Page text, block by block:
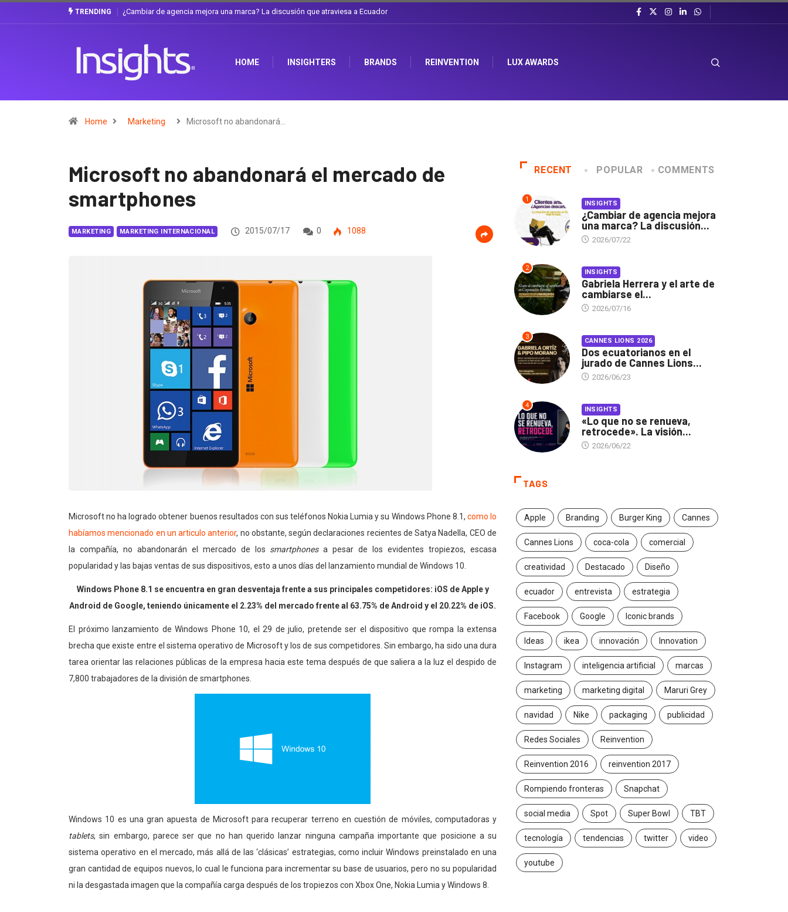
TRENDING
La discusión que atraviesa a EcuadorGabriela Herrera y el arte de cambiarse el sombrero en Corporación Favorita
HOME INSIGHTERS BRANDS REINVENTION LUX AWARDS
Home Marketing Microsoft no abandonará…
Microsoft no abandonará el mercado de
smartphones
MARKETING MARKETING INTERNACIONAL 2015/07/17 0 1088
Microsoft no ha logrado obtener buenos resultados con sus teléfonos Nokia Lumia y su Windows Phone 8.1, como lo
habíamos mencionado en un articulo anterior, no obstante, según declaraciones recientes de Satya Nadella, CEO de
la compañía, no abandonarán el mercado de los smartphonesa pesar de los evidentes tropiezos, escasa
popularidad y las bajas ventas de sus dispositivos, esto a unos días del lanzamiento mundial de Windows 10.
Windows Phone 8.1 se encuentra en gran desventaja frente a sus principales competidores: iOS de Apple y
Android de Google, teniendo únicamente el 2.23% del mercado frente al 63.75% de Android y el 20.22% de iOS.
El próximo lanzamiento de Windows Phone 10, el 29 de julio, pretende ser el dispositivo que rompa la extensa
brecha que existe entre el sistema operativo de Microsoft y los de sus competidores. Sin embargo, ha sido una dura
tarea orientar las relaciones públicas de la empresa hacia este tema después de que saliera a la luz el despido de
7,800 trabajadores de la división de smartphones.
Windows 10 es una gran apuesta de Microsoft para recuperar terreno en cuestión de móviles, computadoras y
tablets, sin embargo, parece ser que no han querido lanzar ninguna campaña importante que posicione a su
sistema operativo en el mercado, más allá de las ‘clásicas’ estrategias, como incluir Windows preinstalado en una
gran cantidad de equipos nuevos, lo cual le funciona para incrementar su base de usuarios, pero no su popularidad
ni la desgastada imagen que la compañía carga después de los tropiezos con Xbox One, Nokia Lumia y Windows 8.
RECENT POPULAR COMMENTS
1 INSIGHTS
¿Cambiar de agencia mejora
una marca? La discusión...
2026/07/22
2 INSIGHTS
Gabriela Herrera y el arte de
cambiarse el...
2026/07/16
3 CANNES LIONS 2026
Dos ecuatorianos en el
jurado de Cannes Lions...
2026/06/23
4 INSIGHTS
«Lo que no se renueva,
retrocede». La visión...
2026/06/22
TAGS
Apple Branding Burger King Cannes
Cannes Lions coca-cola comercial
creatividad Destacado Diseño
ecuador entrevista estrategia
Facebook Google Iconic brands
Ideas ikea innovación Innovation
Instagram inteligencia artificial marcas
marketing marketing digital Maruri Grey
navidad Nike packaging publicidad
Redes Sociales Reinvention
Reinvention 2016 reinvention 2017
Rompiendo fronteras Snapchat
social media Spot Super Bowl TBT
tecnología tendencias twitter video
youtube